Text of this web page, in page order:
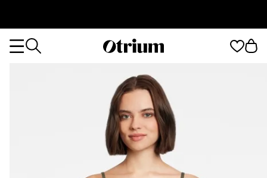
Otrium